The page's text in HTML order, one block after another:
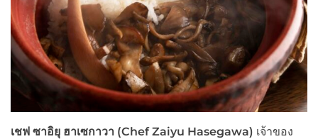
เชฟ ซาอิยุ ฮาเซกาวา (Chef Zaiyu Hasegawa) เจ้าของ